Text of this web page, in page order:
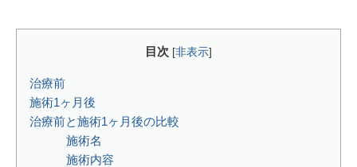
目次 [非表示]
治療前
施術1ヶ月後
治療前と施術1ヶ月後の比較
施術名⁡
⁡施術内容⁡⁡⁡